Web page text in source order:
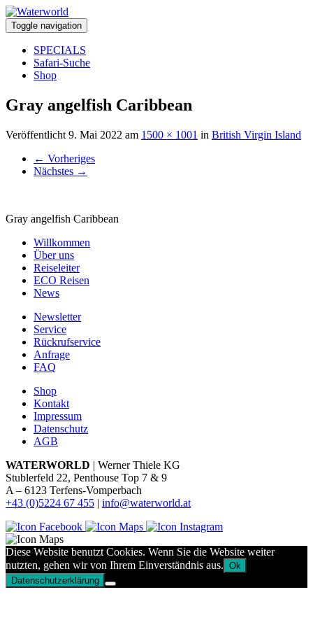
Toggle navigation
SPECIALS
Safari-Suche
Shop
Gray angelfish Caribbean
Veröffentlicht 9. Mai 2022 am 1500 × 1001 in British Virgin Island
← Vorheriges
Nächstes →
Gray angelfish Caribbean
Willkommen
Über uns
Reiseleiter
ECO Reisen
News
Newsletter
Service
Rückrufservice
Anfrage
FAQ
Shop
Kontakt
Impressum
Datenschutz
AGB
WATERWORLD | Werner Thiele KG
Stublerfeld 22, Penthouse Top 7 & 9
A – 6123 Terfens-Vomperbach
+43 (0)5224 67 455 | info@waterworld.at
Diese Website benutzt Cookies. Wenn Sie die Website weiter
nutzten, gehen wir von Ihrem Einverständnis aus. Ok
Datenschutzerklärung